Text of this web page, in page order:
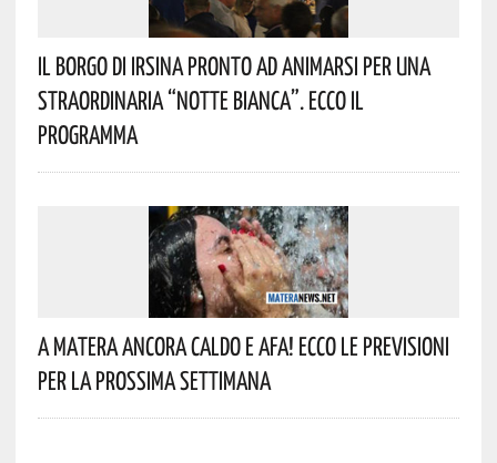
Il Borgo Di Irsina Pronto Ad Animarsi Per Una
Straordinaria “Notte Bianca”. Ecco Il
Programma
A Matera Ancora Caldo E Afa! Ecco Le Previsioni
Per La Prossima Settimana